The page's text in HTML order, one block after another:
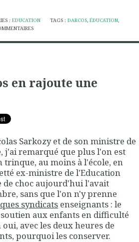
: EDUCATION TAGS :DARCOS,ÉDUCATION,
en rajoute une
Sarkozy et de son ministre de
j'ai remarqué que plus l'on est
au moins à l'école, en
ex-ministre de l'Education
de choc aujourd'hui l'avait
sans que l'on n'y prenne
syndicats enseignants : le
soutien aux enfants en difficulté
avec les deux heures de
pourquoi les conserver.